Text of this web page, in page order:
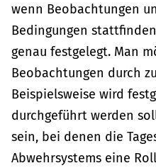
wenn Beobachtungen
Bedingungen
genau festgelegt. Man
Beobachtungen durch
Beispielsweise wird
durchgeführt werden
sein, bei denen die
Abwehrsystems eine